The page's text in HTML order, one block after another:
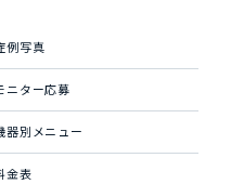
例写真
ニター応募
器別メニュー
金表